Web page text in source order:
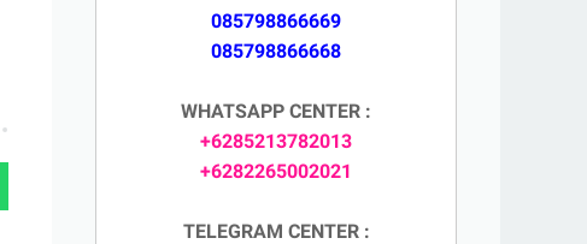
085798866669
085798866668
WHATSAPP CENTER :
+6285213782013
+6282265002021
TELEGRAM CENTER :